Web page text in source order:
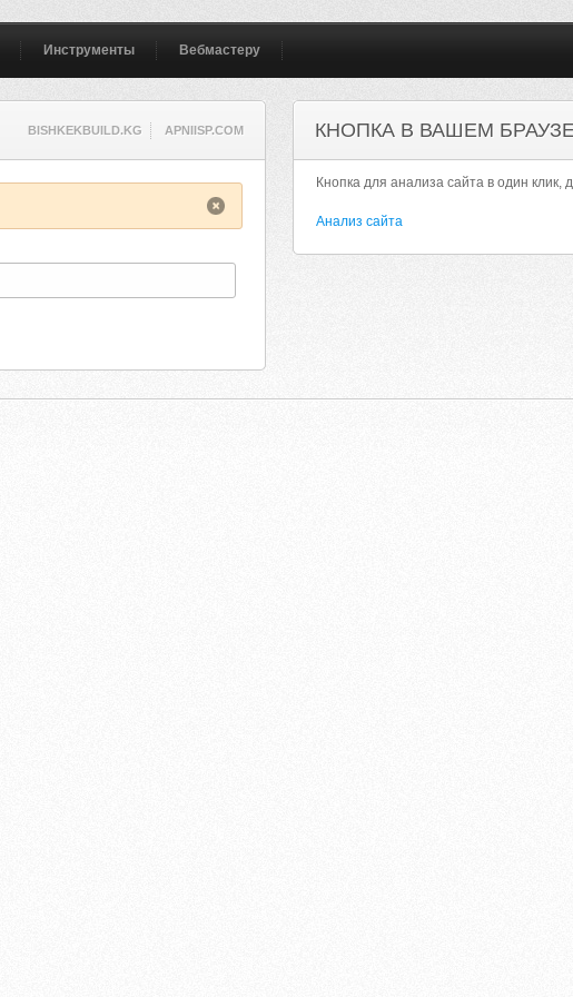
Инструменты Вебмастеру
BISHKEKBUILD.KG APNIISP.COM КНОПКА В ВАШЕМ
Кнопка для анализа сайта в один клик,
Анализ сайта